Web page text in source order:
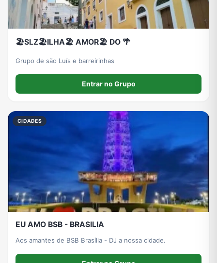
🏖️SLZ🏖️ILHA🏖️ AMOR🏖️ DO 🌴
Grupo de são Luís e barreirinhas
Entrar no Grupo
CIDADES
EU AMO BSB - BRASILIA
Aos amantes de BSB Brasília - DJ a nossa cidade.